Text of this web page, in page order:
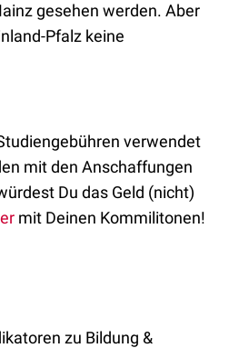
gesehen werden. Aber
Pfalz keine
verwendet
mit den Anschaffungen
Du das Geld (nicht)
mit Deinen Kommilitonen!
zu Bildung &